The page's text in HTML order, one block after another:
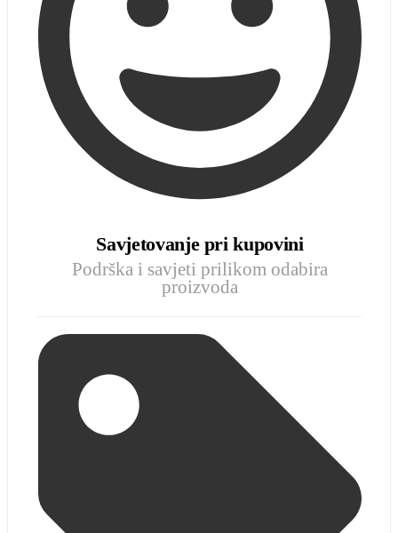
Savjetovanje pri kupovini
Podrška i savjeti prilikom odabira
proizvoda